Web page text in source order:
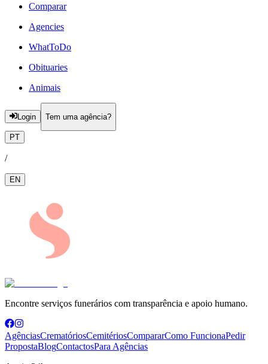
Comparar
Agencies
WhatToDo
Obituaries
Animais
Login Tem uma agência?
PT
/
EN
Encontre serviços funerários com transparência e apoio humano.
AgênciasCrematóriosCemitériosCompararComo FuncionaPedir
PropostaBlogContactosPara Agências